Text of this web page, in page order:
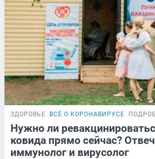
ЗДОРОВЬЕ ВСЁ О КОРОНАВИРУСЕ
Нужно ли
ковида прямо сейчас?
иммунолог и вирусолог